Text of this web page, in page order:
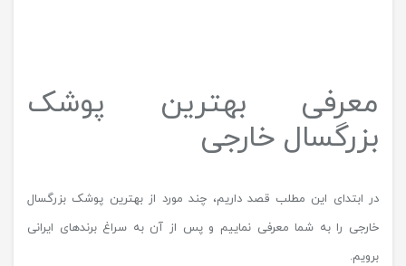
معرفی بهترین پوشک
بزرگسال خارجی
در ابتدای این مطلب قصد داریم، چند مورد از بهترین پوشک بزرگسال
خارجی را به شما معرفی نماییم و پس از آن به سراغ برندهای ایرانی
برویم.